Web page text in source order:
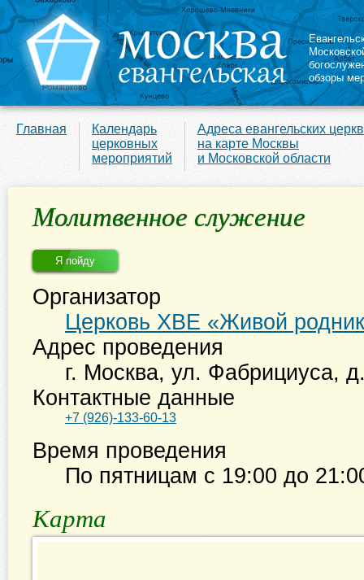
обзоры
Главная
Календарь
церковных
мероприятий
Адреса евангельских
на карте Москвы
и Московской области
Молитвенное служение
Я пойду
Организатор
Церковь ХВЕ «Живой
Адрес проведения
г. Москва, ул. Фабрициуса,
Контактные данные
+7 (926)-133-60-13
Время проведения
По пятницам с 19:00 до
Карта